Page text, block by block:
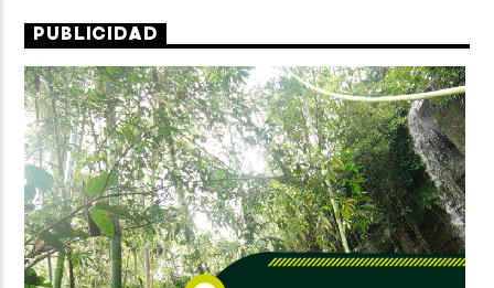
PUBLICIDAD